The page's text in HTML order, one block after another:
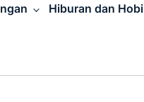
Hiburan dan Hobi